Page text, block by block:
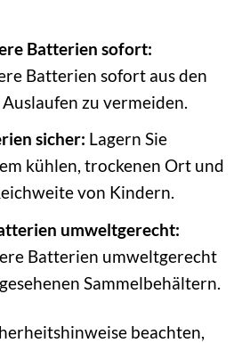
Batterien sofort:
Batterien sofort aus den
zu vermeiden.
sicher: Lagern Sie
kühlen, trockenen Ort und
von Kindern.
umweltgerecht:
Batterien umweltgerecht
Sammelbehältern.
beachten,